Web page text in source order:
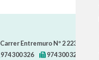
Carrer Entremuro Nº 222392
974 300 326
974 300 326